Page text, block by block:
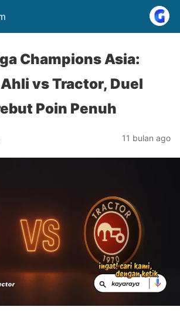
Champions Asia:
vs Tractor, Duel
Poin Penuh
11 bulan ago